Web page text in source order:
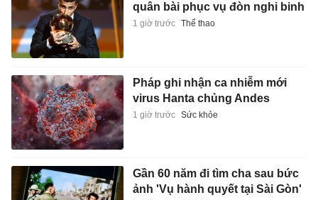
quân bài phục vụ đòn nghi binh
1 giờ trước Thể thao
Pháp ghi nhận ca nhiễm mới
virus Hanta chủng Andes
1 giờ trước Sức khỏe
Gần 60 năm đi tìm cha sau bức
ảnh 'Vụ hành quyết tại Sài Gòn'